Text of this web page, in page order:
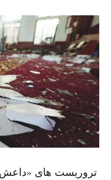
تروریست های